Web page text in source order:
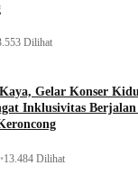
Dilihat
Gelar Konser
Inklusivitas
•13.484 Dilihat